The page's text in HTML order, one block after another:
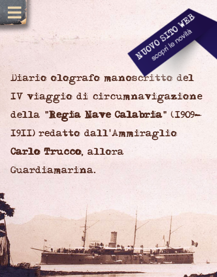
Diario olografo manoscritto del
IV viaggio di circumnavigazione
della "Regia Nave Calabria" (1909-
1911) redatto dall'Ammiraglio
Carlo Trucco, allora
Guardiamarina.